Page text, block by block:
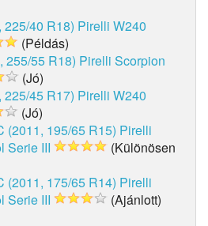
40 R18) Pirelli W240
(Példás)
255/55 R18) Pirelli Scorpion
(Jó)
45 R17) Pirelli W240
(Jó)
(2011, 195/65 R15) Pirelli
Serie III
(Különösen
(2011, 175/65 R14) Pirelli
Serie III
(Ajánlott)